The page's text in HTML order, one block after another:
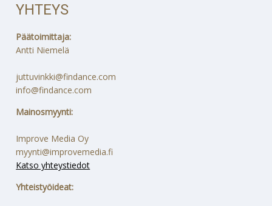
YHTEYS
Päätoimittaja:
Antti Niemelä
juttuvinkki@findance.com
info@findance.com
Mainosmyynti:
Improve Media Oy
myynti@improvemedia.fi
Katso yhteystiedot
Yhteistyöideat: